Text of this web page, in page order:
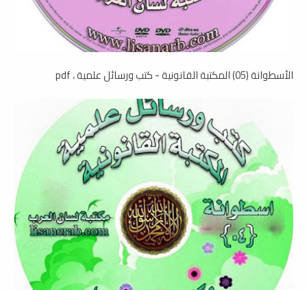
الأسطوانة (05) المكتبة القانونية - كتب ورسائل علمية ، pdf